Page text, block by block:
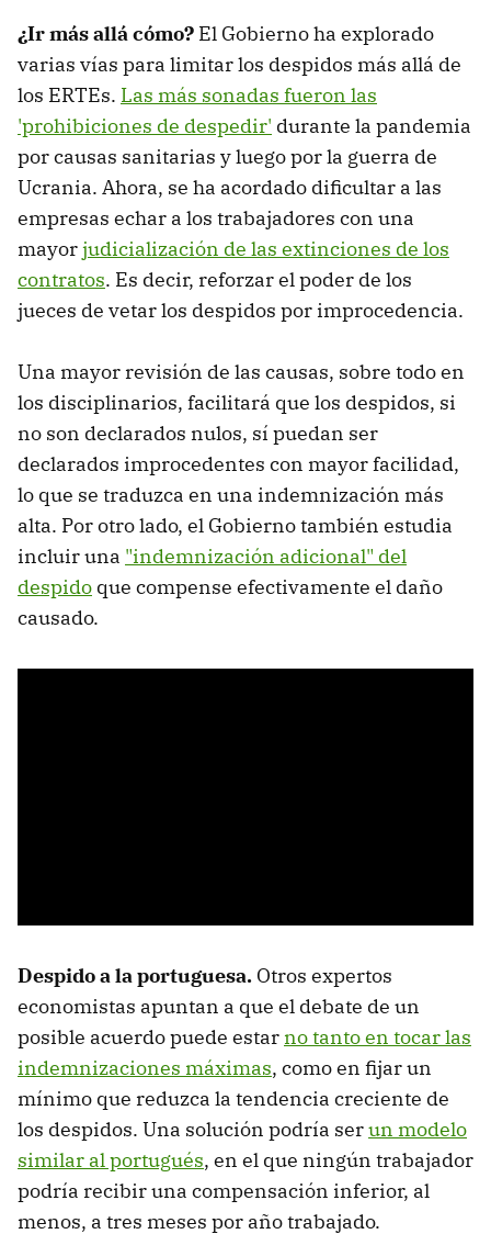
¿Ir más allá cómo? El Gobierno ha explorado
varias vías para limitar los despidos más allá de
los ERTEs. Las más sonadas fueron las
'prohibiciones de despedir' durante la pandemia
por causas sanitarias y luego por la guerra de
Ucrania. Ahora, se ha acordado dificultar a las
empresas echar a los trabajadores con una
mayorjudicialización de las extinciones de los
contratos. Es decir, reforzar el poder de los
jueces de vetar los despidos por improcedencia.
Una mayor revisión de las causas, sobre todo en
los disciplinarios, facilitará que los despidos, si
no son declarados nulos, sí puedan ser
declarados improcedentes con mayor facilidad,
lo que se traduzca en una indemnización más
alta. Por otro lado, el Gobierno también estudia
incluir una "indemnización adicional" del
despido que compense efectivamente el daño
causado.
Despido a la portuguesa. Otros expertos
economistas apuntan a que el debate de un
posible acuerdo puede estarno tanto en tocar las
indemnizaciones máximas, como en fijar un
mínimo que reduzca la tendencia creciente de
los despidos. Una solución podría serun modelo
similar al portugués, en el que ningún trabajador
podría recibir una compensación inferior, al
menos, a tres meses por año trabajado.